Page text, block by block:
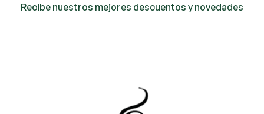
Recibe nuestros mejores descuentos y novedades